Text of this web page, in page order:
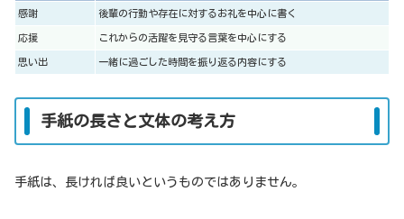
感謝 後輩の行動や存在に対するお礼を中心に書く
応援 これからの活躍を見守る言葉を中心にする
思い出 一緒に過ごした時間を振り返る内容にする
手紙の長さと文体の考え方
手紙は、長ければ良いというものではありません。